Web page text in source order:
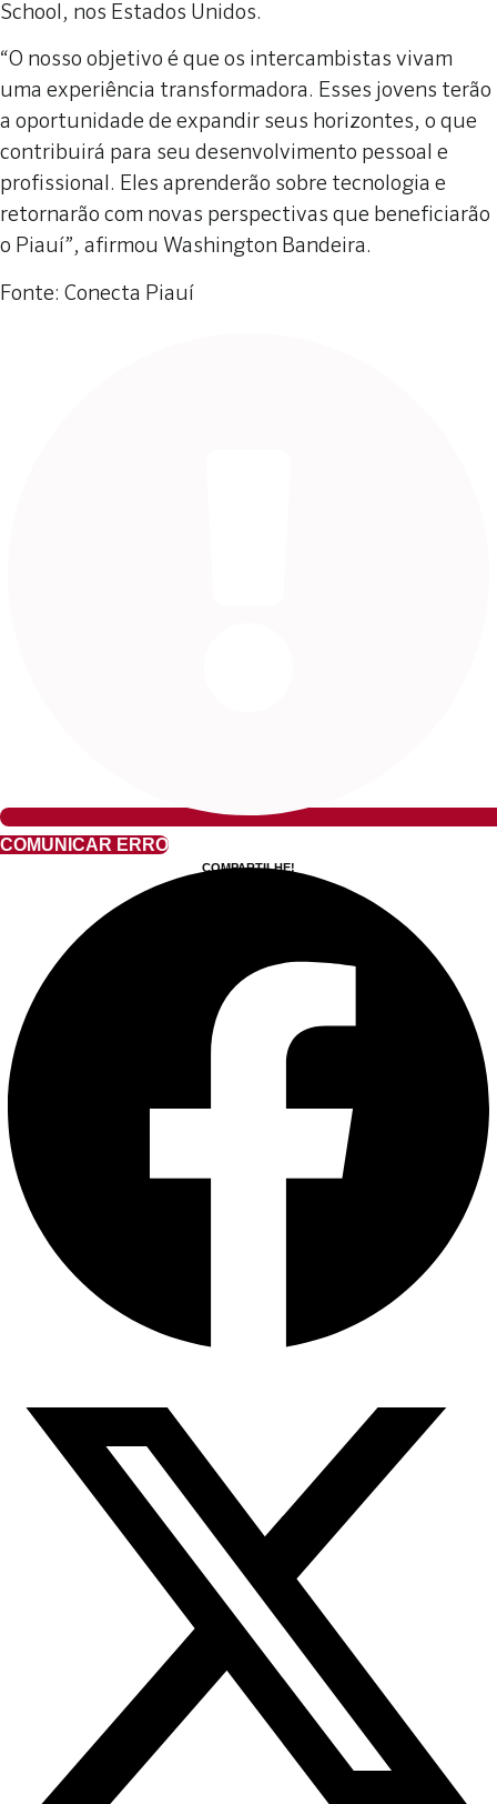
School, nos Estados Unidos.
“O nosso objetivo é que os intercambistas vivam
uma experiência transformadora. Esses jovens terão
a oportunidade de expandir seus horizontes, o que
contribuirá para seu desenvolvimento pessoal e
profissional. Eles aprenderão sobre tecnologia e
retornarão com novas perspectivas que beneficiarão
o Piauí”, afirmou Washington Bandeira.
Fonte: Conecta Piauí
COMUNICAR ERRO
COMPARTILHE!